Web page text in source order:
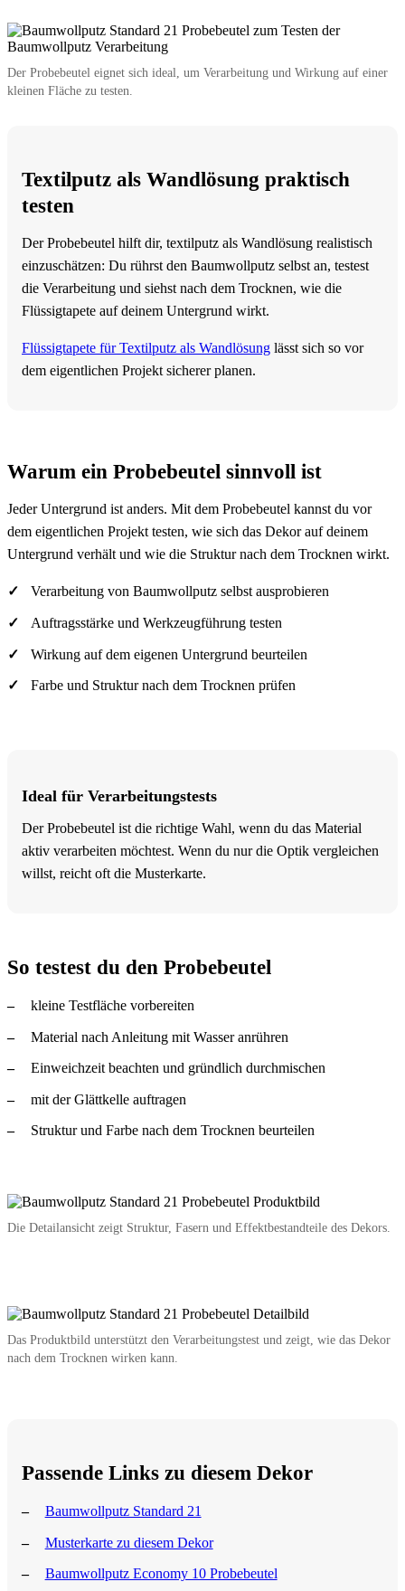
Der Probebeutel eignet sich ideal, um Verarbeitung und Wirkung auf einer
kleinen Fläche zu testen.
Textilputz als Wandlösung praktisch
testen
Der Probebeutel hilft dir, textilputz als Wandlösung realistisch
einzuschätzen: Du rührst den Baumwollputz selbst an, testest
die Verarbeitung und siehst nach dem Trocknen, wie die
Flüssigtapete auf deinem Untergrund wirkt.
Flüssigtapete für Textilputz als Wandlösung lässt sich so vor
dem eigentlichen Projekt sicherer planen.
Warum ein Probebeutel sinnvoll ist
Jeder Untergrund ist anders. Mit dem Probebeutel kannst du vor
dem eigentlichen Projekt testen, wie sich das Dekor auf deinem
Untergrund verhält und wie die Struktur nach dem Trocknen wirkt.
Verarbeitung von Baumwollputz selbst ausprobieren
Auftragsstärke und Werkzeugführung testen
Wirkung auf dem eigenen Untergrund beurteilen
Farbe und Struktur nach dem Trocknen prüfen
Ideal für Verarbeitungstests
Der Probebeutel ist die richtige Wahl, wenn du das Material
aktiv verarbeiten möchtest. Wenn du nur die Optik vergleichen
willst, reicht oft die Musterkarte.
So testest du den Probebeutel
kleine Testfläche vorbereiten
Material nach Anleitung mit Wasser anrühren
Einweichzeit beachten und gründlich durchmischen
mit der Glättkelle auftragen
Struktur und Farbe nach dem Trocknen beurteilen
Die Detailansicht zeigt Struktur, Fasern und Effektbestandteile des Dekors.
Das Produktbild unterstützt den Verarbeitungstest und zeigt, wie das Dekor
nach dem Trocknen wirken kann.
Passende Links zu diesem Dekor
Baumwollputz Standard 21
Musterkarte zu diesem Dekor
Baumwollputz Economy 10 Probebeutel